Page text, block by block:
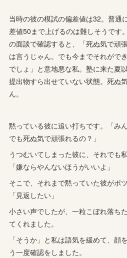
当時の彼の模試の偏差値は32。普通
差値50まで上げるのは難しそうです
の面談で確認すると、「死ぬ気で頑
は言うじゃん。でも今までそれがで
でしょ」と意地悪な私。塾に来た夏
提出物すら出せていない状態。死ぬ
ん。
黙っている彼に追い打ちです。「み
でも死ぬ気で頑張れるの？」
うつむいてしまった彼に、それでも
「嫌ならやんないほうがいいよ」
そこで、それまで黙っていた彼がポ
「見返したい」
小さい声でしたが、一粒こぼれ落ち
てくれました。
「そうか」と私は語気を緩めて、顔
う一度確認をしました。